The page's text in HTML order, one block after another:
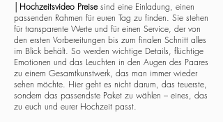
Hochzeitsvideo Preisesind eine Einladung, einen
passenden Rahmen für euren Tag zu finden. Sie stehen
für transparente Werte und für einen Service, der von
den ersten Vorbereitungen bis zum finalen Schnitt alles
im Blick behält. So werden wichtige Details, flüchtige
Emotionen und das Leuchten in den Augen des Paares
zu einem Gesamtkunstwerk, das man immer wieder
sehen möchte. Hier geht es nicht darum, das teuerste,
sondern das passendste Paket zu wählen – eines, das
zu euch und eurer Hochzeit passt.